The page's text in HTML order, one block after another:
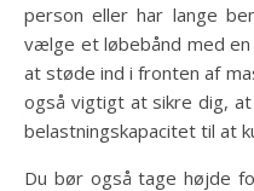
person eller har lange
vælge et løbebånd med
at støde ind i fronten af
også vigtigt at sikre dig,
belastningskapacitet til at
Du bør også tage højde